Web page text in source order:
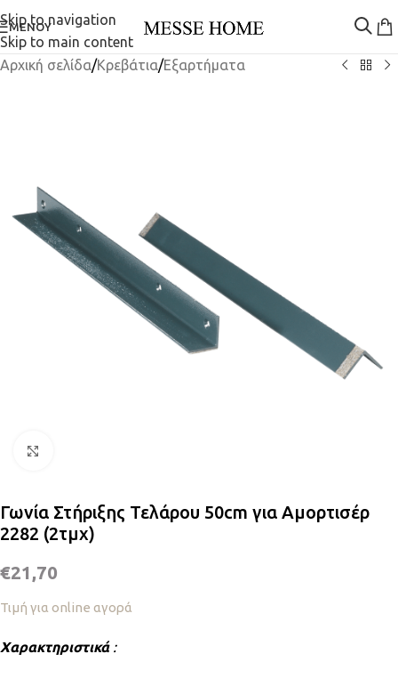
Skip to navigation
Skip to main content
ΜΕΝΟΎ
Αρχική σελίδα/Κρεβάτια/Εξαρτήματα
Γωνία Στήριξης Τελάρου 50cm για Αμορτισέρ
2282 (2τμχ)
€21,70
Τιμή για online αγορά
Χαρακτηριστικά :